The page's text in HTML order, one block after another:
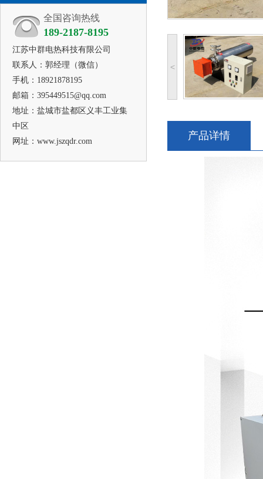
全国咨询热线
189-2187-8195
江苏中群电热科技有限公司
联系人：郭经理（微信）
手机：18921878195
邮箱：395449515@qq.com
地址：盐城市盐都区义丰工业集
中区
网址：www.jszqdr.com
<
产品详情